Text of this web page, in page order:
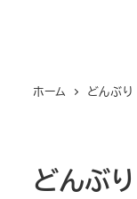
ホーム どんぶり
どんぶり